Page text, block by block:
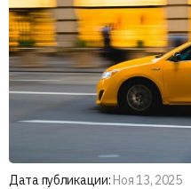
Дата публикации: Ноя 13, 2025